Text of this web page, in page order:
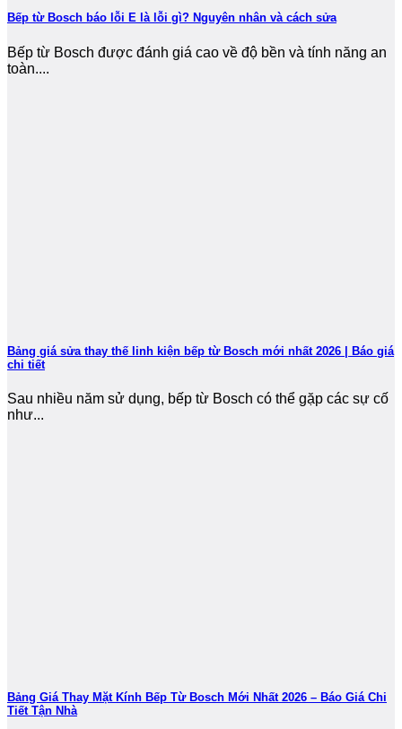
Bếp từ Bosch báo lỗi E là lỗi gì? Nguyên nhân và cách sửa
Bếp từ Bosch được đánh giá cao về độ bền và tính năng an
toàn....
Bảng giá sửa thay thế linh kiện bếp từ Bosch mới nhất 2026 | Báo giá
chi tiết
Sau nhiều năm sử dụng, bếp từ Bosch có thể gặp các sự cố
như...
Bảng Giá Thay Mặt Kính Bếp Từ Bosch Mới Nhất 2026 – Báo Giá Chi
Tiết Tận Nhà